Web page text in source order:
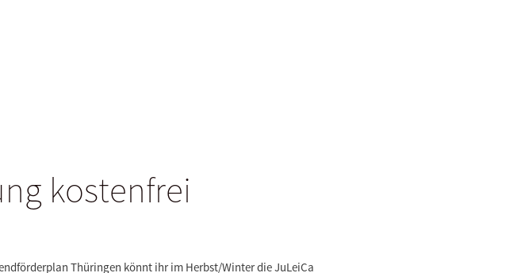
kostenfrei
Thüringen könnt ihr im Herbst/Winter die JuLeiCa